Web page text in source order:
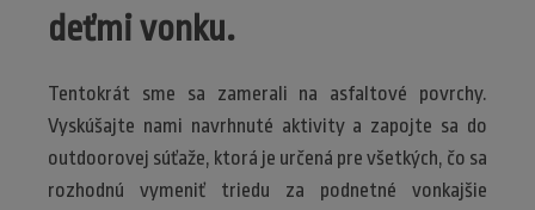
deťmi vonku.
Tentokrát sme sa zamerali na asfaltové povrchy.
Vyskúšajte nami navrhnuté aktivity a zapojte sa do
outdoorovej súťaže, ktorá je určená pre všetkých, čo sa
rozhodnú vymeniť triedu za podnetné vonkajšie